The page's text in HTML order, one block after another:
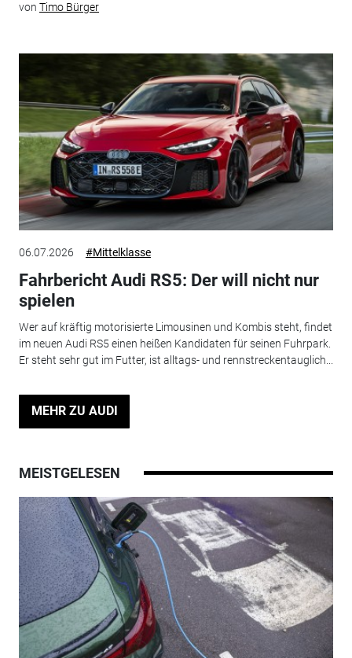
von Timo Bürger
06.07.2026 #Mittelklasse
Fahrbericht Audi RS5: Der will nicht nur
spielen
Wer auf kräftig motorisierte Limousinen und Kombis steht, findet
im neuen Audi RS5 einen heißen Kandidaten für seinen Fuhrpark.
Er steht sehr gut im Futter, ist alltags- und rennstreckentauglich...
MEHR ZU AUDI
MEISTGELESEN